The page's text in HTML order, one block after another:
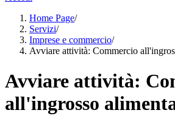
Home Page/
Servizi/
Imprese e commercio/
Avviare attività: Commercio
Avviare attività:
all'ingrosso